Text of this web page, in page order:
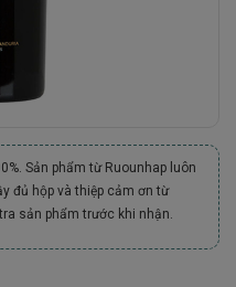
Sản phẩm từ Ruounhap luôn
đủ hộp và thiệp cảm ơn từ
sản phẩm trước khi nhận.